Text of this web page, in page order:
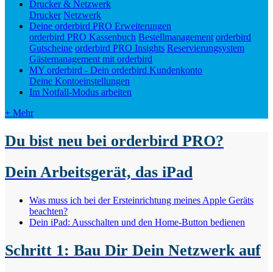
Drucker & Netzwerk
Drucker Netzwerk
Deine orderbird PRO Erweiterungen
orderbird PRO Kassenbuch Bestellmanagement orderbird
Gutscheine orderbird PRO Insights Reservierungsystem
Gästemanagement mit orderbird
MY orderbird - Dein orderbird Kundenkonto
Deine Kontoeinstellungen
Im Notfall-Modus arbeiten
+ Mehr
Du bist neu bei orderbird PRO?
Dein Arbeitsgerät, das iPad
Was muss ich bei der Ersteinrichtung meines Apple Geräts
beachten?
Dein iPad: Ausschalten und den Home-Button bedienen
Schritt 1: Bau Dir Dein Netzwerk auf